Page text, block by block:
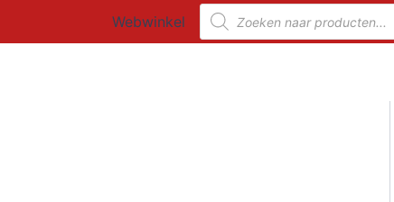
Webwinkel
Producten
zoeken